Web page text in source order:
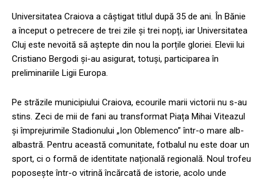
Universitatea Craiova a câștigat titlul după 35 de ani. În Bănie
a început o petrecere de trei zile și trei nopți, iar Universitatea
Cluj este nevoită să aștepte din nou la porțile gloriei. Elevii lui
Cristiano Bergodi și-au asigurat, totuși, participarea în
preliminariile Ligii Europa.
Pe străzile municipiului Craiova, ecourile marii victorii nu s-au
stins. Zeci de mii de fani au transformat Piața Mihai Viteazul
și împrejurimile Stadionului „Ion Oblemenco” într-o mare alb-
albastră. Pentru această comunitate, fotbalul nu este doar un
sport, ci o formă de identitate națională regională. Noul trofeu
poposește într-o vitrină încărcată de istorie, acolo unde